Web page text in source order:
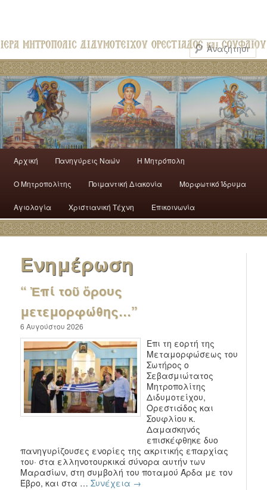
Αρχική Πανηγύρεις Ναών H Mητρόπολη
Ο Mητροπολίτης Ποιμαντική Διακονία Μορφωτικό Ίδρυμα
Αγιολογία Χριστιανική Τέχνη Επικοινωνία
Ενημέρωση
“ Ἐπί τοῦ ὄρους
μετεμορφώθης…”
6 Αυγούστου 2026
Επι τη εορτή της
Μεταμορφώσεως του
Σωτήρος ο
Σεβασμιώτατος
Μητροπολίτης
Διδυμοτείχου,
Ορεστιάδος και
Σουφλίου κ.
Δαμασκηνός
επισκέφθηκε δυο
πανηγυρίζουσες ενορίες της ακριτικής επαρχίας
του· στα ελληνοτουρκικά σύνορα αυτήν των
Μαρασίων, στη συμβολή του ποταμού Άρδα με τον
Έβρο, και στα …Συνέχεια →